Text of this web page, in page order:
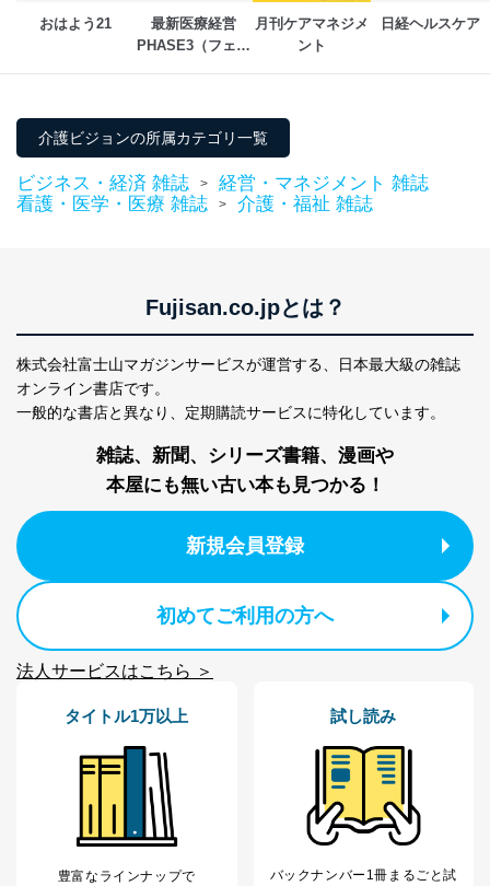
おはよう21
最新医療経営
PHASE3（フェイ
月刊ケアマネジメ
ント
日経ヘルスケア
介護ビジョンの所属カテゴリ一覧
ビジネス・経済 雑誌 >
経営・マネジメント 雑誌
看護・医学・医療 雑誌
> 介護・福祉 雑誌
Fujisan.co.jpとは？
株式会社富士山マガジンサービスが運営する、
日本最大級の雑誌
オンライン書店です。
一般的な書店と異なり、 定期購読サービスに特化しています。
雑誌、新聞、シリーズ書籍、漫画や
本屋にも無い古い本も見つかる！
新規会員登録
初めてご利用の方へ
法人サービスはこちら ＞
タイトル1万以上
豊富なラインナップで
試し読み
バックナンバー1冊まるごと試